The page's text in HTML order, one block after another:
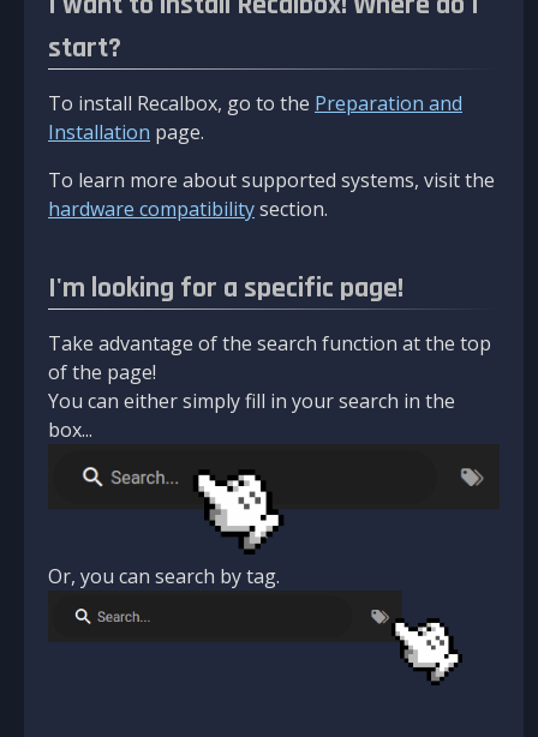
start?
To install Recalbox, go to the Preparation and
Installation page.
To learn more about supported systems, visit the
hardware compatibilitysection.
I'm looking for a specific page!
Take advantage of the search function at the top
of the page!
You can either simply fill in your search in the
box...
Or, you can search by tag.